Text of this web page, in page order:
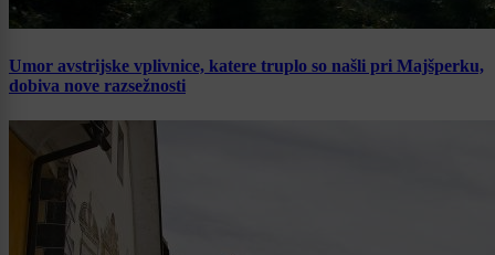
Umor avstrijske vplivnice, katere truplo so našli pri Majšperku,
dobiva nove razsežnosti